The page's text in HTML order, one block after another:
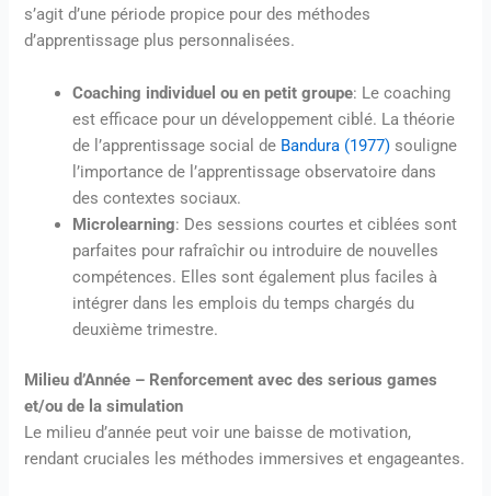
s’agit d’une période propice pour des méthodes
d’apprentissage plus personnalisées.
Coaching individuel ou en petit groupe: Le coaching
est efficace pour un développement ciblé. La théorie
de l’apprentissage social de Bandura (1977) souligne
l’importance de l’apprentissage observatoire dans
des contextes sociaux.
Microlearning: Des sessions courtes et ciblées sont
parfaites pour rafraîchir ou introduire de nouvelles
compétences. Elles sont également plus faciles à
intégrer dans les emplois du temps chargés du
deuxième trimestre.
Milieu d’Année – Renforcement avec des serious games
et/ou de la simulation
Le milieu d’année peut voir une baisse de motivation,
rendant cruciales les méthodes immersives et engageantes.